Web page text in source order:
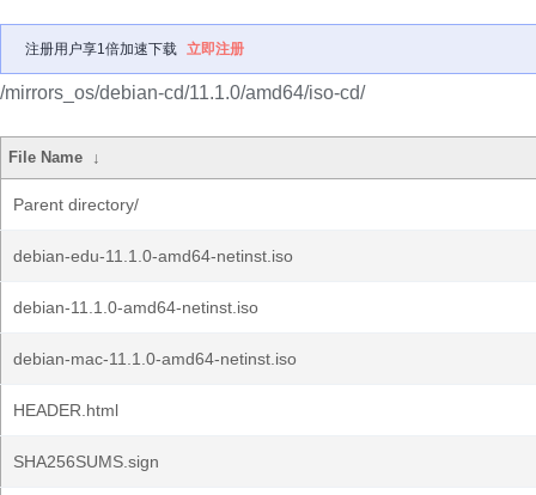
注册用户享1倍加速下载 立即注册
/mirrors_os/debian-cd/11.1.0/amd64/iso-cd/
File Name ↓
Parent directory/
debian-edu-11.1.0-amd64-netinst.iso
debian-11.1.0-amd64-netinst.iso
debian-mac-11.1.0-amd64-netinst.iso
HEADER.html
SHA256SUMS.sign